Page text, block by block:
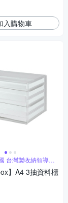
入購物車
台灣製收納領導品
】A4 3抽資料櫃